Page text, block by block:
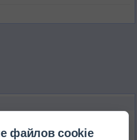
файлов cookie